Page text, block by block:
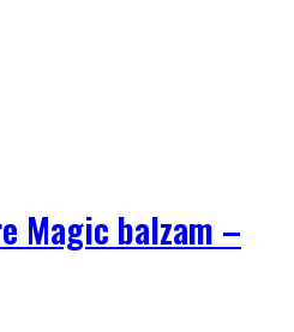
Magic balzam –